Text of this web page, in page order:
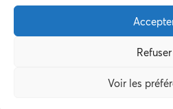
Refuser
Voir les
politique
Accepter
Refuser
Préférences des cookies